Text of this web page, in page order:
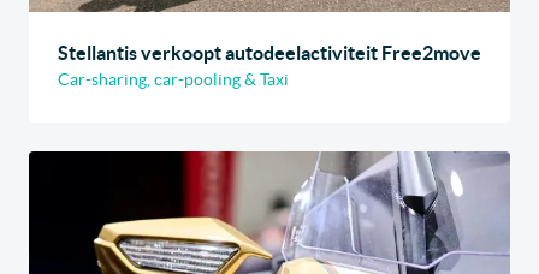
Stellantis verkoopt autodeelactiviteit Free2move
Car-sharing, car-pooling & Taxi